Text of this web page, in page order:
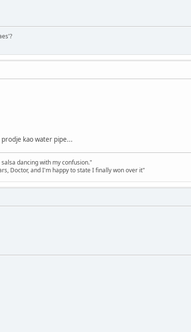
kao water pipe...
dancing with my confusion."
Doctor, and I'm happy to state I finally won over it"